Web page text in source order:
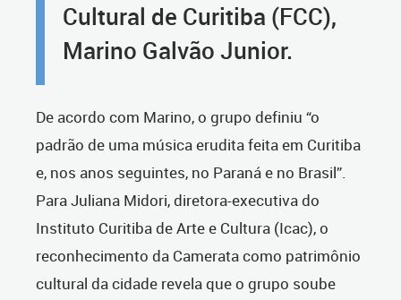
Cultural de Curitiba (FCC),
Marino Galvão Junior.
De acordo com Marino, o grupo definiu “o
padrão de uma música erudita feita em Curitiba
e, nos anos seguintes, no Paraná e no Brasil”.
Para Juliana Midori, diretora-executiva do
Instituto Curitiba de Arte e Cultura (Icac), o
reconhecimento da Camerata como patrimônio
cultural da cidade revela que o grupo soube